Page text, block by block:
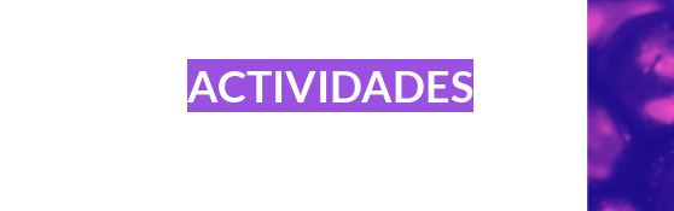
ACTIVIDADES